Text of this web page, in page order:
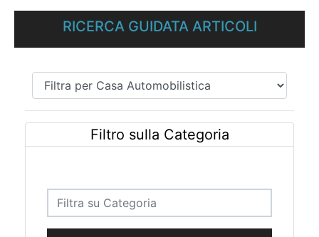
RICERCA GUIDATA ARTICOLI
Filtro sulla Categoria